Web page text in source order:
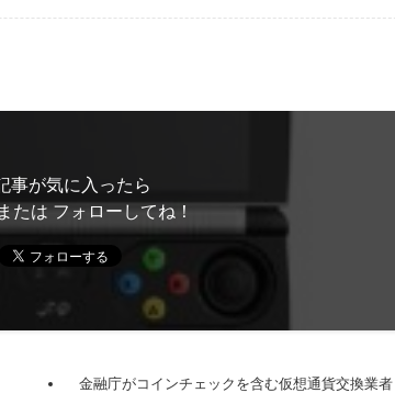
事が気に入ったら
たは フォローしてね！
金融庁がコインチェックを含む仮想通貨交換業者